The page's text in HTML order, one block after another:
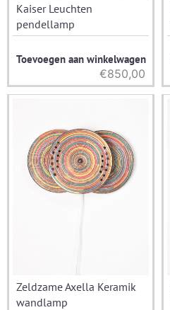
Kaiser Leuchten
pendellamp
Toevoegen aan winkelwagen
€850,00
Zeldzame Axella Keramik
wandlamp